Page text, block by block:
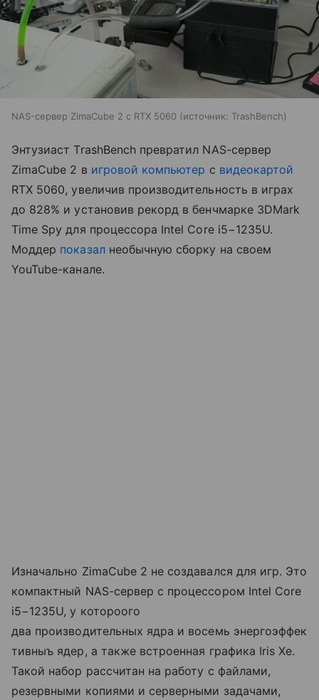
NAS-сервер ZimaCube 2 с RTX 5060 источник: TrashBench
Энтузиаст TrashBench превратил NAS-сервер
ZimaCube 2 в игровой компьютер с видеокартой
RTX 5060, увеличив производительность в играх
до 828% и установив рекорд в бенчмарке 3DMark
Time Spy для процессора Intel Core i5−1235U.
Моддер показалнеобычную сборку на своем
YouTube-канале.
Изначально ZimaCube 2 не создавался для игр. Это
компактный NAS-сервер с процессором Intel Core
i5−1235U, у котороого
два производительных ядра и восемь энергоэффек
тивныъ ядер, а также встроенная графика Iris Xe.
Такой набор рассчитан на работу с файлами,
резервными копиями и серверными задачами,